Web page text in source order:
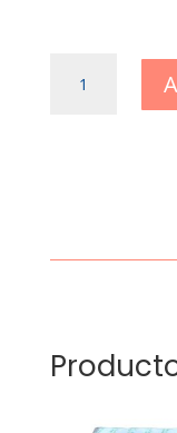
Pétrea
cantidad